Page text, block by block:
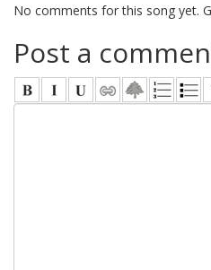
No comments for this song yet.
Post a